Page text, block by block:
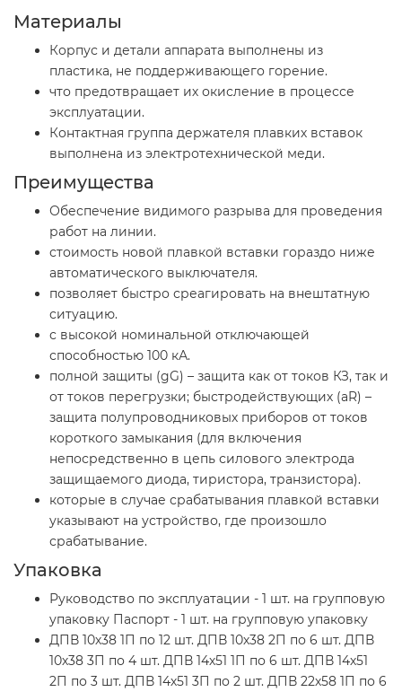
Материалы
Корпус и детали аппарата выполнены из
пластика, не поддерживающего горение.
что предотвращает их окисление в процессе
эксплуатации.
Контактная группа держателя плавких вставок
выполнена из электротехнической меди.
Преимущества
Обеспечение видимого разрыва для проведения
работ на линии.
стоимость новой плавкой вставки гораздо ниже
автоматического выключателя.
позволяет быстро среагировать на внештатную
ситуацию.
с высокой номинальной отключающей
способностью 100 кА.
полной защиты (gG) – защита как от токов КЗ, так и
от токов перегрузки; быстродействующих (aR) –
защита полупроводниковых приборов от токов
короткого замыкания (для включения
непосредственно в цепь силового электрода
защищаемого диода, тиристора, транзистора).
которые в случае срабатывания плавкой вставки
указывают на устройство, где произошло
срабатывание.
Упаковка
Руководство по эксплуатации - 1 шт. на групповую
упаковку Паспорт - 1 шт. на групповую упаковку
ДПВ 10х38 1П по 12 шт. ДПВ 10х38 2П по 6 шт. ДПВ
10х38 3П по 4 шт. ДПВ 14х51 1П по 6 шт. ДПВ 14х51
2П по 3 шт. ДПВ 14х51 3П по 2 шт. ДПВ 22х58 1П по 6